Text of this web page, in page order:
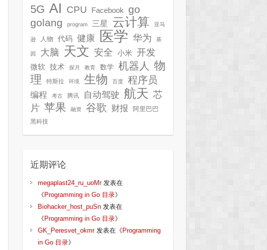
5G AI CPU Facebook
go
golang
program 三星 云计算 亚马
逊 人物 代码 健康 医学 华为 基
因 大脑 天文 安全 小米 开发
微软 技术 探月 教育 数学 机器人 物
理
特斯拉 环境 生物 百度 程序员
编程 考古 腾讯 自动驾驶 航天 芯
片 苹果 融资 谷歌 财报 阿里巴巴
黑科技
近期评论
megaplast24_ru_uoMr发表在
《 Programming in Go 目录》
Biohacker_host_puSn发表在
《 Programming in Go 目录》
GK_Peresvet_okmr发表在《 Programming
in Go 目录》